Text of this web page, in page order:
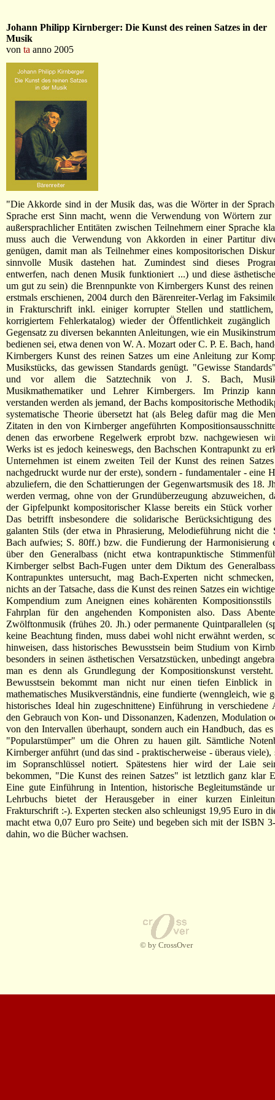
Johann Philipp Kirnberger: Die Kunst des reinen Satzes in der
Musik
von ta anno 2005
"Die Akkorde sind in der Musik das, was die Wörter in der
Sprache erst Sinn macht, wenn die Verwendung von Wörtern zur
außersprachlicher Entitäten zwischen Teilnehmern einer Sprache
muss auch die Verwendung von Akkorden in einer Partitur
genügen, damit man als Teilnehmer eines kompositorischen
sinnvolle Musik dastehen hat. Zumindest sind dieses
entwerfen, nach denen Musik funktioniert ...) und diese
um gut zu sein) die Brennpunkte von Kirnbergers Kunst des reinen
erstmals erschienen, 2004 durch den Bärenreiter-Verlag im
in Frakturschrift inkl. einiger korrupter Stellen und
korrigiertem Fehlerkatalog) wieder der Öffentlichkeit zugänglich
Gegensatz zu diversen bekannten Anleitungen, wie ein
bedienen sei, etwa denen von W. A. Mozart oder C. P. E. Bach,
Kirnbergers Kunst des reinen Satzes um eine Anleitung zur
Musikstücks, das gewissen Standards genügt. "Gewisse
und vor allem die Satztechnik von J. S. Bach,
Musikmathematiker und Lehrer Kirnbergers. Im Prinzip
verstanden werden als jemand, der Bachs kompositorische
systematische Theorie übersetzt hat (als Beleg dafür mag die
Zitaten in den von Kirnberger angeführten
denen das erworbene Regelwerk erprobt bzw. nachgewiesen
Werks ist es jedoch keineswegs, den Bachschen Kontrapunkt zu
Unternehmen ist einem zweiten Teil der Kunst des reinen
nachgedruckt wurde nur der erste), sondern - fundamentaler - eine
abzuliefern, die den Schattierungen der Gegenwartsmusik des 18.
werden vermag, ohne von der Grundüberzeugung abzuweichen,
der Gipfelpunkt kompositorischer Klasse bereits ein Stück
Das betrifft insbesondere die solidarische Berücksichtigung des
galanten Stils (der etwa in Phrasierung, Melodieführung nicht die
Bach aufwies; S. 80ff.) bzw. die Fundierung der Harmonisierung
über den Generalbass (nicht etwa kontrapunktische
Kirnberger selbst Bach-Fugen unter dem Diktum des
Kontrapunktes untersucht, mag Bach-Experten nicht
nichts an der Tatsache, dass die Kunst des reinen Satzes ein
Kompendium zum Aneignen eines kohärenten
Fahrplan für den angehenden Komponisten also. Dass
Zwölftonmusik (frühes 20. Jh.) oder permanente Quintparallelen
keine Beachtung finden, muss dabei wohl nicht erwähnt werden,
hinweisen, dass historisches Bewusstsein beim Studium von
besonders in seinen ästhetischen Versatzstücken, unbedingt
man es denn als Grundlegung der Kompositionskunst
Bewusstsein bekommt man nicht nur einen tiefen Einblick in
mathematisches Musikverständnis, eine fundierte (wenngleich, wie
historisches Ideal hin zugeschnittene) Einführung in verschiedene
den Gebrauch von Kon- und Dissonanzen, Kadenzen, Modulation
von den Intervallen überhaupt, sondern auch ein Handbuch, das
"Popularstümper" um die Ohren zu hauen gilt. Sämtliche
Kirnberger anführt (und das sind - praktischerweise - überaus viele),
im Sopranschlüssel notiert. Spätestens hier wird der Laie
bekommen, "Die Kunst des reinen Satzes" ist letztlich ganz klar
Eine gute Einführung in Intention, historische Begleitumstände
Lehrbuchs bietet der Herausgeber in einer kurzen
Frakturschrift :-). Experten stecken also schleunigst 19,95 Euro in
macht etwa 0,07 Euro pro Seite) und begeben sich mit der ISBN
dahin, wo die Bücher wachsen.
© by CrossOver